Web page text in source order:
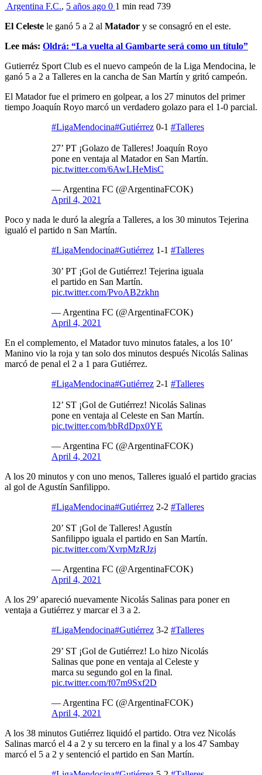
Argentina F.C., 5 años ago 0 1 min read 739
El Celeste le ganó 5 a 2 al Matador y se consagró en el este.
Lee más: Oldrá: “La vuelta al Gambarte será como un título”
Gutierréz Sport Club es el nuevo campeón de la Liga Mendocina, le
ganó 5 a 2 a Talleres en la cancha de San Martín y gritó campeón.
El Matador fue el primero en golpear, a los 27 minutos del primer
tiempo Joaquín Royo marcó un verdadero golazo para el 1-0 parcial.
#LigaMendocina#Gutiérrez 0-1 #Talleres
27’ PT ¡Golazo de Talleres! Joaquín Royo
pone en ventaja al Matador en San Martín.
pic.twitter.com/6AwLHeMisC
— Argentina FC (@ArgentinaFCOK)
April 4, 2021
Poco y nada le duró la alegría a Talleres, a los 30 minutos Tejerina
igualó el partido n San Martín.
#LigaMendocina#Gutiérrez 1-1 #Talleres
30’ PT ¡Gol de Gutiérrez! Tejerina iguala
el partido en San Martín.
pic.twitter.com/PvoAB2zkhn
— Argentina FC (@ArgentinaFCOK)
April 4, 2021
En el complemento, el Matador tuvo minutos fatales, a los 10’
Manino vio la roja y tan solo dos minutos después Nicolás Salinas
marcó de penal el 2 a 1 para Gutiérrez.
#LigaMendocina#Gutiérrez 2-1 #Talleres
12’ ST ¡Gol de Gutiérrez! Nicolás Salinas
pone en ventaja al Celeste en San Martín.
pic.twitter.com/bbRdDpx0YE
— Argentina FC (@ArgentinaFCOK)
April 4, 2021
A los 20 minutos y con uno menos, Talleres igualó el partido gracias
al gol de Agustín Sanfilippo.
#LigaMendocina#Gutiérrez 2-2 #Talleres
20’ ST ¡Gol de Talleres! Agustín
Sanfilippo iguala el partido en San Martín.
pic.twitter.com/XvrpMzRJzj
— Argentina FC (@ArgentinaFCOK)
April 4, 2021
A los 29’ apareció nuevamente Nicolás Salinas para poner en
ventaja a Gutiérrez y marcar el 3 a 2.
#LigaMendocina#Gutiérrez 3-2 #Talleres
29’ ST ¡Gol de Gutiérrez! Lo hizo Nicolás
Salinas que pone en ventaja al Celeste y
marca su segundo gol en la final.
pic.twitter.com/f07m9Sxf2D
— Argentina FC (@ArgentinaFCOK)
April 4, 2021
A los 38 minutos Gutiérrez liquidó el partido. Otra vez Nicolás
Salinas marcó el 4 a 2 y su tercero en la final y a los 47 Sambay
marcó el 5 a 2 y sentenció el partido en San Martín.